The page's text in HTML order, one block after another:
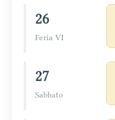
26
Feria VI
27
Sabbato